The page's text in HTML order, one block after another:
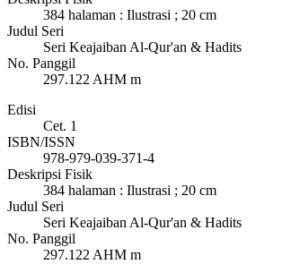
384 halaman : Ilustrasi ; 20 cm
Judul Seri
Seri Keajaiban Al-Qur'an & Hadits
No. Panggil
297.122 AHM m
Edisi
Cet. 1
ISBN/ISSN
978-979-039-371-4
Deskripsi Fisik
384 halaman : Ilustrasi ; 20 cm
Judul Seri
Seri Keajaiban Al-Qur'an & Hadits
No. Panggil
297.122 AHM m